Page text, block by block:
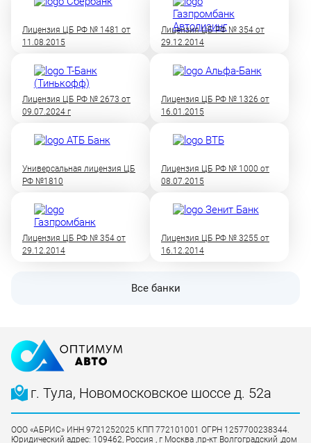
Лицензия ЦБ РФ № 1481 от
11.08.2015
Лицензия ЦБ РФ № 354 от
29.12.2014
Лицензия ЦБ РФ № 2673 от
09.07.2024 г
Лицензия ЦБ РФ № 1326 от
16.01.2015
Универсальная лицензия ЦБ
РФ №1810
Лицензия ЦБ РФ № 1000 от
08.07.2015
Лицензия ЦБ РФ № 354 от
29.12.2014
Лицензия ЦБ РФ № 3255 от
16.12.2014
Все банки
г. Тула, Новомосковское шоссе д. 52а
ООО «АБРИС» ИНН 9721252025 КПП 772101001 ОГРН 1257700238344.
Юридический адрес: 109462, Россия , г Москва ,пр-кт Волгоградский ,дом